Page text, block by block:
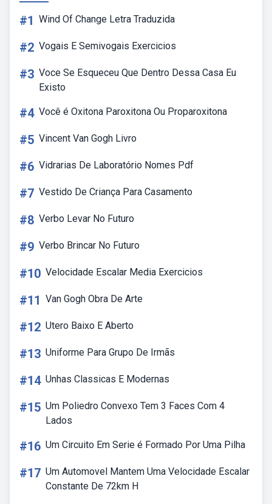
#1 Wind Of Change Letra Traduzida
#2 Vogais E Semivogais Exercicios
#3 Voce Se Esqueceu Que Dentro Dessa Casa Eu
Existo
#4 Você é Oxitona Paroxitona Ou Proparoxitona
#5 Vincent Van Gogh Livro
#6 Vidrarias De Laboratório Nomes Pdf
#7 Vestido De Criança Para Casamento
#8 Verbo Levar No Futuro
#9 Verbo Brincar No Futuro
#10 Velocidade Escalar Media Exercicios
#11 Van Gogh Obra De Arte
#12 Utero Baixo E Aberto
#13 Uniforme Para Grupo De Irmãs
#14 Unhas Classicas E Modernas
#15 Um Poliedro Convexo Tem 3 Faces Com 4
Lados
#16 Um Circuito Em Serie é Formado Por Uma Pilha
#17 Um Automovel Mantem Uma Velocidade Escalar
Constante De 72km H